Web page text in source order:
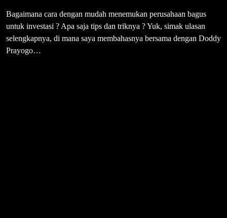
Bagaimana cara dengan mudah menemukan perusahaan bagus
untuk investasi ? Apa saja tips dan triknya ? Yuk, simak ulasan
selengkapnya, di mana saya membahasnya bersama dengan Doddy
Prayogo…